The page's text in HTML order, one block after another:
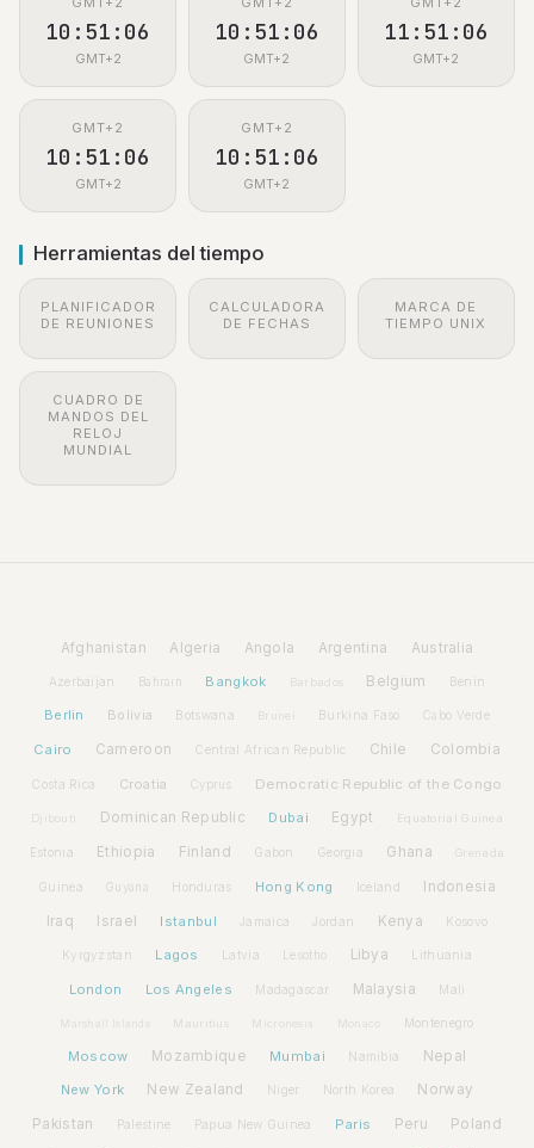
10:51:07
GMT+2
10:51:07
GMT+2
11:51:07
GMT+2
GMT+2
10:51:07
GMT+2
GMT+2
10:51:07
GMT+2
Herramientas del tiempo
PLANIFICADOR
DE REUNIONES
CALCULADORA
DE FECHAS
MARCA DE
TIEMPO UNIX
CUADRO DE
MANDOS DEL
RELOJ
MUNDIAL
Afghanistan Algeria Angola Argentina Australia
Azerbaijan Bahrain Bangkok Barbados Belgium Benin
Berlin Bolivia Botswana Brunei Burkina Faso Cabo Verde
Cairo Cameroon Central African Republic Chile Colombia
Costa Rica Croatia Cyprus Democratic Republic of the Congo
Djibouti Dominican Republic Dubai Egypt Equatorial Guinea
Estonia Ethiopia Finland Gabon Georgia Ghana Grenada
Guinea Guyana Honduras Hong Kong Iceland Indonesia
Iraq Israel Istanbul Jamaica Jordan Kenya Kosovo
Kyrgyzstan Lagos Latvia Lesotho Libya Lithuania
London Los Angeles Madagascar Malaysia Mali
Mauritius Micronesia Monaco Montenegro
Moscow Mozambique Mumbai Namibia Nepal
New York New Zealand Niger North Korea Norway
Pakistan Palestine Papua New Guinea Paris Peru Poland